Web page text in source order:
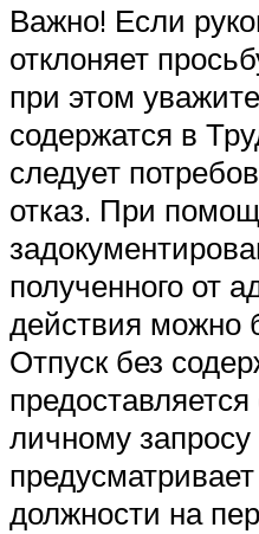
Важно! Если
отклоняет
при этом
содержатся в
следует
отказ. При
полученного от
действия можно
Отпуск без
личному запросу
должности на